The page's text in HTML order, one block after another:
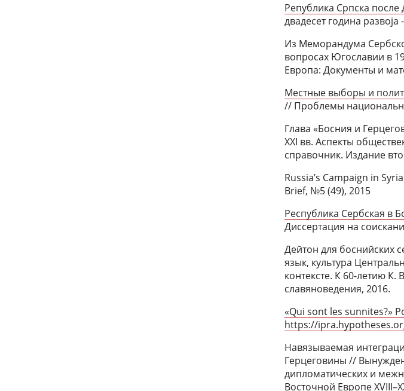
Република Српска после
двадесет година развоjа
Из Меморандума
вопросах Югославии в
Европа: Документы и
Местные выборы и
// Проблемы
Глава «Босния и
XXI вв. Аспекты
справочник. Издание
Russia’s Campaign in
Brief, №5 (49), 2015
Республика Сербская в
Диссертация на
Дейтон для боснийских
язык, культура
контексте. К 60-летию К.
славяноведения, 2016.
«Qui sont les sunnites?»
https://
Навязываемая
Герцеговины //
дипломатических и
Восточной Европе